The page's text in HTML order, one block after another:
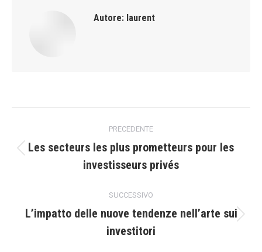
Autore: laurent
tra
PRECEDENTE
Post
precedente:
Les secteurs les plus prometteurs pour les
investisseurs privés
SUCCESSIVO
post:
L’impatto delle nuove tendenze nell’arte sui
investitori